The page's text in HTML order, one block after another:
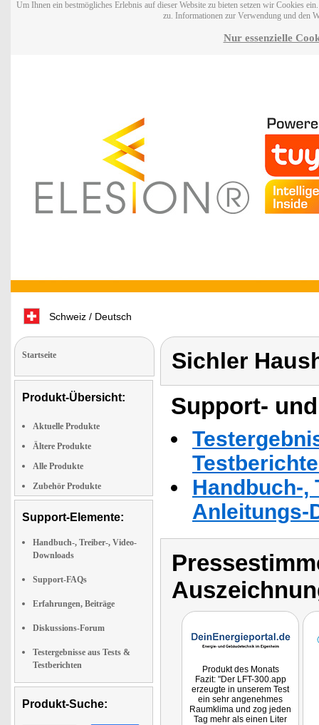
Um Ihnen ein bestmögliches Erlebnis auf dieser Website zu bieten setzen wir Cookies
zu. Informationen zur Verwendung und den
Nur essenzielle
Schweiz / Deutsch
Startseite
Produkt-Übersicht:
Aktuelle Produkte
Ältere Produkte
Alle Produkte
Zubehör Produkte
Support-Elemente:
Handbuch-, Treiber-, Video-
Downloads
Support-FAQs
Erfahrungen, Beiträge
Diskussions-Forum
Testergebnisse aus Tests &
Testberichten
Produkt-Suche:
Sichler
Support-
Handbuch-,
Anleitungs-
Produkt des Monats
Fazit: "Der LFT-300.app
erzeugte in unserem Test
ein sehr angenehmes
Raumklima und zog jeden
Tag mehr als einen Liter